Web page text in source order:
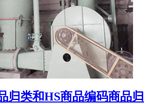
归类和HS商品编码商品归